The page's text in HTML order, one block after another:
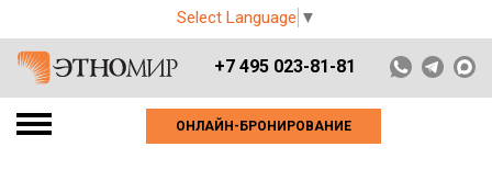
Select Language ▼
+7 495 023-81-81
ОНЛАЙН-БРОНИРОВАНИЕ